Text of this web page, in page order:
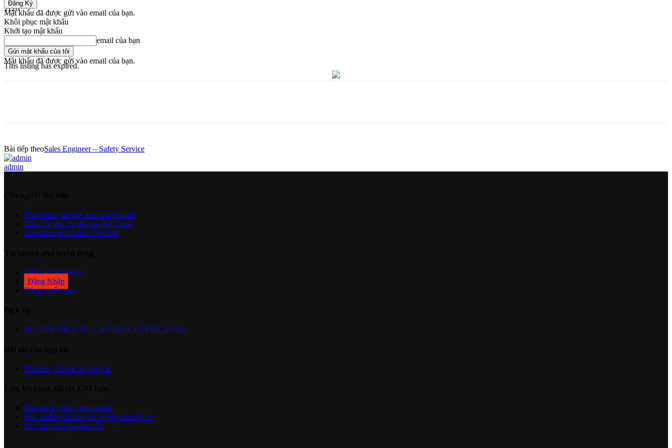
Mật khẩu đã được gửi vào email của bạn.
Khôi phục mật khẩu
Khởi tạo mật khẩu
email của bạn
Mật khẩu đã được gửi vào email của bạn.
1128
Share
This listing has expired.
Bài tiếp theoSales Engineer – Safety Service
admin
Nhận bảng tin việc làm chuyên sâu
Mẫu CV ứng tuyển vào Big Corp
Internship & Fresher Connect
Đăng ký tài khoản
Đăng Nhập
Đăng tuyển ngay
TƯ VẤN DỊCH VỤ CHO NHÀ TUYỂN DỤNG
Tổ chức, câu lạc bộ hợp tác
Đào tạo kỹ năng thực chiến
Học chứng chỉ chuyên nghiệp cho kỹ sư
Tư vấn và hỗ trợ tìm việc